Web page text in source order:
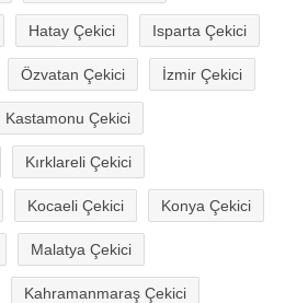
Hatay Çekici Isparta Çekici
Özvatan Çekici İzmir Çekici
Kastamonu Çekici
Kırklareli Çekici
Kocaeli Çekici Konya Çekici
Malatya Çekici
Kahramanmaraş Çekici